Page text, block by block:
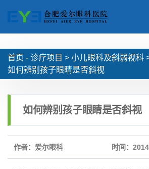
首页 - 诊疗项目 > 小儿眼科及斜弱视科
如何辨别孩子眼睛是否斜视
如何辨别孩子眼睛是否斜视
作者：爱尔眼科 时间：